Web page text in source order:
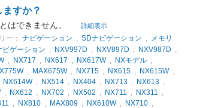
すか？
はできません。 詳細表示
ー： ナビゲーション , SDナビゲーション , メモリ
ビゲーション , NXV997D , NXV897D , NXV987D ,
, NX717 , NX617 , NX617W, NXモデル ,
, MAX675W, NX715 , NX615 , NX615W,
NX614W, NX514 , NX404 , NX713 , NX613 ,
, NX612 , NX702 , NX502 , NX711 , NX311 ,
, NX810 , MAX809 , NX610W, NX710 ,